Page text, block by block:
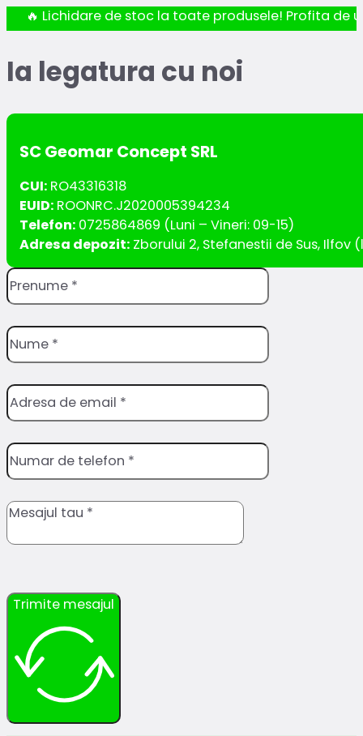
🔥 Lichidare de stoc la toate produsele! Profita de
Ia legatura cu noi
SC Geomar Concept SRL
CUI: RO43316318
EUID: ROONRC.J2020005394234
Telefon: 0725864869 (Luni – Vineri: 09-15)
Adresa depozit: Zborului 2, Stefanestii de Sus,
Trimite mesajul